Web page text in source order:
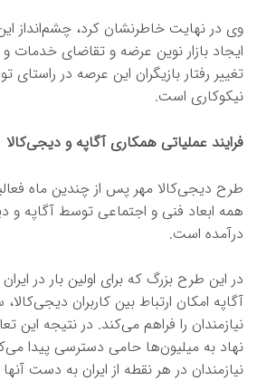
وی در نهایت خاطرنشان کرد، چشم‌انداز
ایجاد بازار نوین عرضه و تقاضای خدمات
تغییر رفتار بازیگران این عرصه در
نیکوکاری است.
فرایند عملیاتی همکاری آگاپه و دیجی‌کالا
طرح دیجی‌کالا مهر پس از چندین ماه
همه ابعاد فنی و اجتماعی توسط آگاپه و
درآمده است.
در این طرح بزرگ که برای اولین بار در
آگاپه امکان ارتباط بین کاربران
نیازمندان را فراهم می‌کند. در نتیجه این
نهاد به میلیون‌ها حامی دسترسی پیدا
نیازمندان در هر نقطه از ایران به دست